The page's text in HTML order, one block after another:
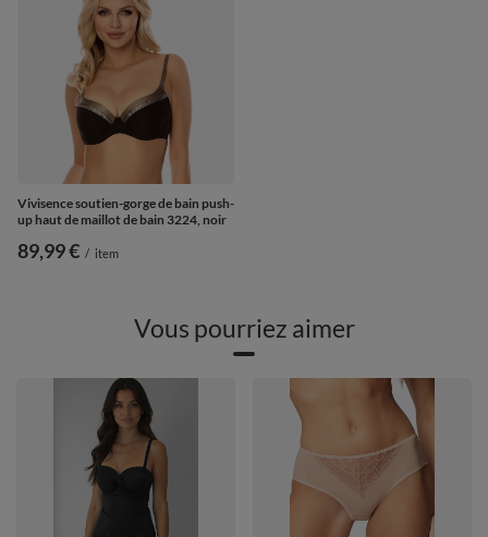
Vivisence soutien-gorge de bain push-
up haut de maillot de bain 3224, noir
89,99 € / item
Vous pourriez aimer